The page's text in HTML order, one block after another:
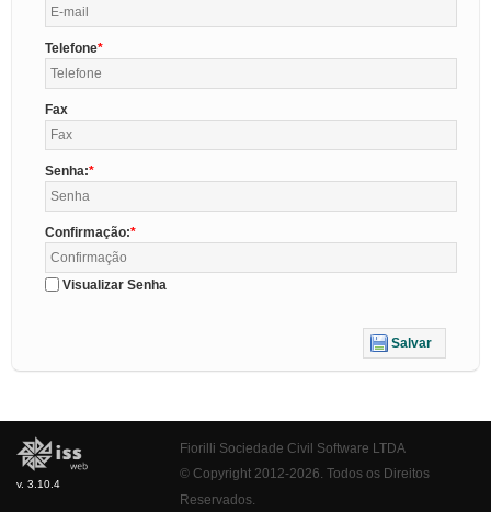
Telefone
Fax
Senha:
Confirmação:
Visualizar Senha
Salvar
v. 3.10.4
Fiorilli Sociedade Civil Software LTDA
© Copyright 2012-2026. Todos os Direitos
Reservados.